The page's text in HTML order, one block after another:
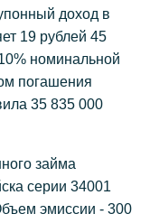
доход в
19 рублей 45
номинальной
погашения
35 835 000
займа
серии 34001
эмиссии - 300